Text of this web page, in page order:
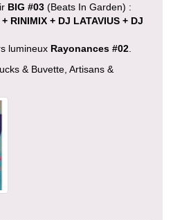
BIG #03 (Beats In Garden) :
RINIMIX + DJ LATAVIUS + DJ
lumineux Rayonances #02
& Buvette, Artisans &